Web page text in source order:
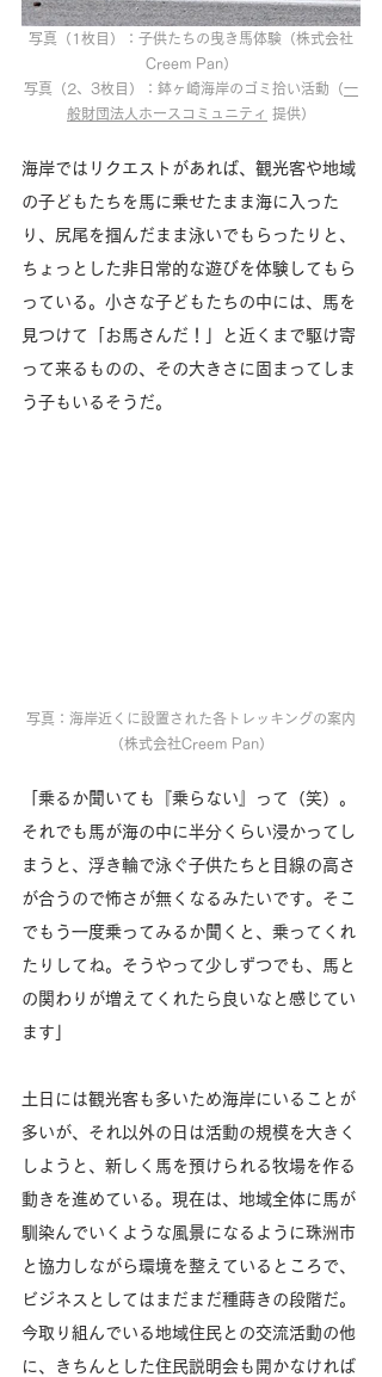
写真（1枚目）：子供たちの曳き馬体験（株式会社
Creem Pan）
写真（2、3枚目）：鉢ヶ崎海岸のゴミ拾い活動（一
般財団法人ホースコミュニティ 提供）
海岸ではリクエストがあれば、観光客や地域
の子どもたちを馬に乗せたまま海に入った
り、尻尾を掴んだまま泳いでもらったりと、
ちょっとした非日常的な遊びを体験してもら
っている。小さな子どもたちの中には、馬を
見つけて「お馬さんだ！」と近くまで駆け寄
って来るものの、その大きさに固まってしま
う子もいるそうだ。
写真：海岸近くに設置された各トレッキングの案内
（株式会社Creem Pan）
「乗るか聞いても『乗らない』って（笑）。
それでも馬が海の中に半分くらい浸かってし
まうと、浮き輪で泳ぐ子供たちと目線の高さ
が合うので怖さが無くなるみたいです。そこ
でもう一度乗ってみるか聞くと、乗ってくれ
たりしてね。そうやって少しずつでも、馬と
の関わりが増えてくれたら良いなと感じてい
ます」
土日には観光客も多いため海岸にいることが
多いが、それ以外の日は活動の規模を大きく
しようと、新しく馬を預けられる牧場を作る
動きを進めている。現在は、地域全体に馬が
馴染んでいくような風景になるように珠洲市
と協力しながら環境を整えているところで、
ビジネスとしてはまだまだ種蒔きの段階だ。
今取り組んでいる地域住民との交流活動の他
に、きちんとした住民説明会も開かなければ